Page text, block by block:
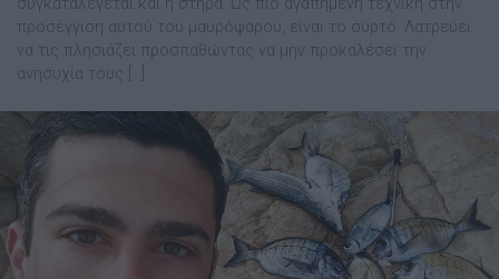
συγκαταλέγεται και η στήρα. Ως πιο αγαπημένη τεχνική στην
προσέγγιση αυτού του μαυρόψαρου, είναι το συρτό. Λατρεύει
να τις πλησιάζει προσπαθώντας να μην προκαλέσει την
ανησυχία τους […]